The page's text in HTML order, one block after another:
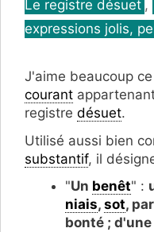
Le registre désuet ,
expressions jolis,
J'aime beaucoup
courant
registre désuet.
Utilisé aussi bien
substantif, il
"Un benêt" :
niais, sot,
bonté ;